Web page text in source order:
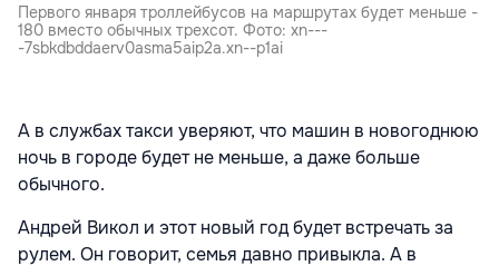
Первого января троллейбусов на маршрутах будет меньше -
180 вместо обычных трехсот. Фото: xn---
-7sbkdbddaerv0asma5aip2a.xn--p1ai
А в службах такси уверяют, что машин в новогоднюю
ночь в городе будет не меньше, а даже больше
обычного.
Андрей Викол и этот новый год будет встречать за
рулем. Он говорит, семья давно привыкла. А в